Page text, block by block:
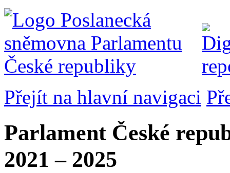
Přejít na hlavní navigaci
Parlament České
2021 – 2025